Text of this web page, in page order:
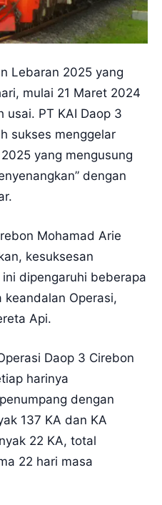
Lebaran 2025 yang
mulai 21 Maret 2024
usai. PT KAI Daop 3
sukses menggelar
yang mengusung
dengan
Mohamad Arie
kesuksesan
dipengaruhi beberapa
Operasi,
Api.
Daop 3 Cirebon
harinya
dengan
137 KA dan KA
22 KA, total
22 hari masa